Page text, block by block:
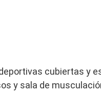
cubiertas y
y sala de